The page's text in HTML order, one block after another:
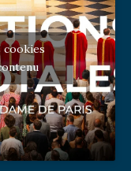
cookies